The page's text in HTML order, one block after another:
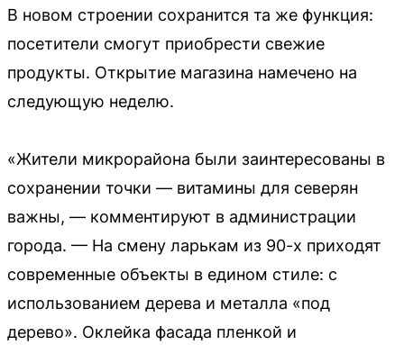
В новом строении сохранится та же функция:
посетители смогут приобрести свежие
продукты. Открытие магазина намечено на
следующую неделю.
«Жители микрорайона были заинтересованы в
сохранении точки — витамины для северян
важны, — комментируют в администрации
города. — На смену ларькам из 90-х приходят
современные объекты в едином стиле: с
использованием дерева и металла «под
дерево». Оклейка фасада пленкой и